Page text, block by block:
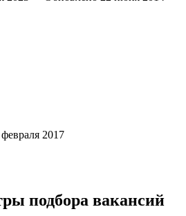
2017
подбора вакансий